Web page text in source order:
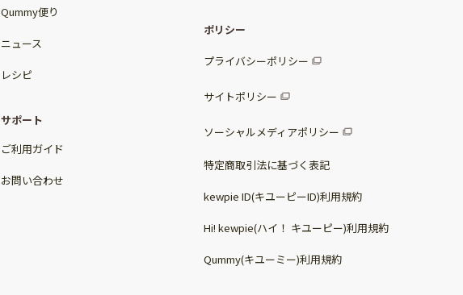
Qummy便り
ニュース
レシピ
サポート
ご利用ガイド
お問い合わせ
ポリシー
プライバシーポリシー
サイトポリシー
ソーシャルメディアポリシー
特定商取引法に基づく表記
kewpie ID(キユーピーID)利用規約
Hi! kewpie(ハイ！ キユーピー)利用規約
Qummy(キユーミー)利用規約